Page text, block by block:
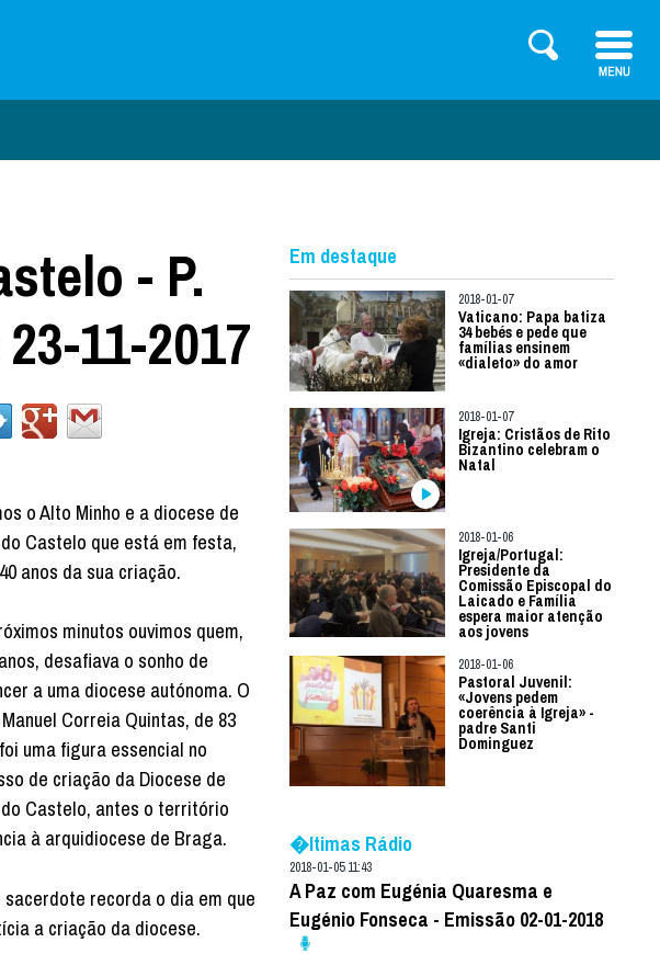
- P.
11-2017
o Alto Minho e a diocese de
Castelo que está em festa,
anos da sua criação.
minutos ouvimos quem,
desafiava o sonho de
a uma diocese autónoma. O
Correia Quintas, de 83
uma figura essencial no
de criação da Diocese de
Castelo, antes o território
à arquidiocese de Braga.
sacerdote recorda o dia em que
a criação da diocese.
Em destaque
2018-01-07
Vaticano: Papa batiza
34 bebés e pede que
famílias ensinem
«dialeto» do amor
2018-01-07
Igreja: Cristãos de Rito
Bizantino celebram o
Natal
2018-01-06
Igreja/Portugal:
Presidente da
Comissão Episcopal do
Laicado e Família
espera maior atenção
aos jovens
2018-01-06
Pastoral Juvenil:
«Jovens pedem
coerência à Igreja» -
padre Santi
Dominguez
�ltimas Rádio
2018-01-05 11:43
A Paz com Eugénia Quaresma e
Eugénio Fonseca - Emissão 02-01-2018